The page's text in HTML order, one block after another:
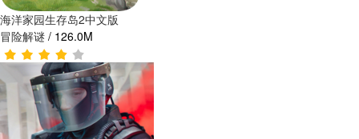
海洋家园生存岛2中文版
冒险解谜 / 126.0M